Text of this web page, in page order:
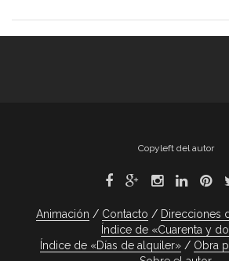
Copyleft del autor
Animación Contacto Direcciones
Índice de «Cuarenta y
Índice de «Días de alquiler»
Obra